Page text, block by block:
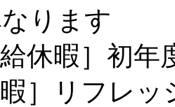
ります
給休暇］初年
暇］リフレ